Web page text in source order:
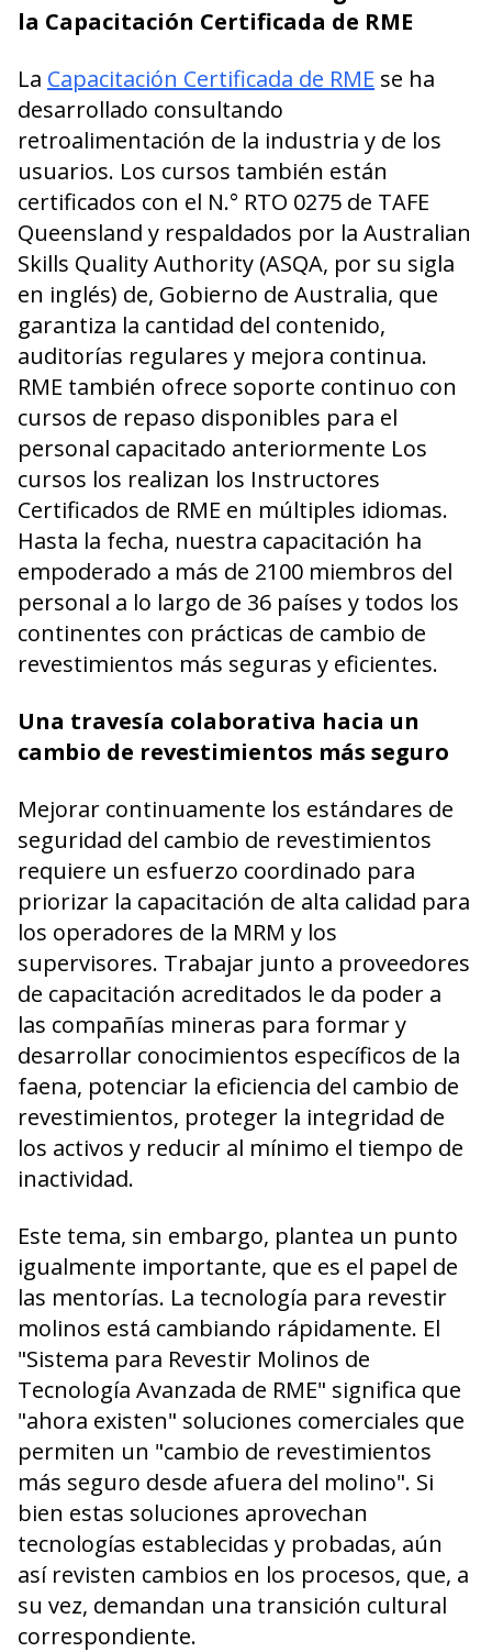
la Capacitación Certificada de RME
La Capacitación Certificada de RME se ha
desarrollado consultando
retroalimentación de la industria y de los
usuarios. Los cursos también están
certificados con el N.° RTO 0275 de TAFE
Queensland y respaldados por la Australian
Skills Quality Authority (ASQA, por su sigla
en inglés) de, Gobierno de Australia, que
garantiza la cantidad del contenido,
auditorías regulares y mejora continua.
RME también ofrece soporte continuo con
cursos de repaso disponibles para el
personal capacitado anteriormente Los
cursos los realizan los Instructores
Certificados de RME en múltiples idiomas.
Hasta la fecha, nuestra capacitación ha
empoderado a más de 2100 miembros del
personal a lo largo de 36 países y todos los
continentes con prácticas de cambio de
revestimientos más seguras y eficientes.
Una travesía colaborativa hacia un
cambio de revestimientos más seguro
Mejorar continuamente los estándares de
seguridad del cambio de revestimientos
requiere un esfuerzo coordinado para
priorizar la capacitación de alta calidad para
los operadores de la MRM y los
supervisores. Trabajar junto a proveedores
de capacitación acreditados le da poder a
las compañías mineras para formar y
desarrollar conocimientos específicos de la
faena, potenciar la eficiencia del cambio de
revestimientos, proteger la integridad de
los activos y reducir al mínimo el tiempo de
inactividad.
Este tema, sin embargo, plantea un punto
igualmente importante, que es el papel de
las mentorías. La tecnología para revestir
molinos está cambiando rápidamente. El
"Sistema para Revestir Molinos de
Tecnología Avanzada de RME" significa que
"ahora existen" soluciones comerciales que
permiten un "cambio de revestimientos
más seguro desde afuera del molino". Si
bien estas soluciones aprovechan
tecnologías establecidas y probadas, aún
así revisten cambios en los procesos, que, a
su vez, demandan una transición cultural
correspondiente.